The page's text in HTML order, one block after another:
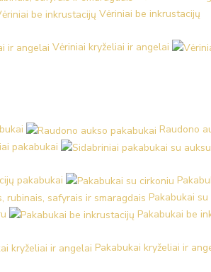
Vėriniai be inkrustacijų
Vėriniai kryželiai ir angelai
Raudono
pakabukai
pakabukai
Pakabukai
Pakabukai be
Pakabukai kryželiai ir